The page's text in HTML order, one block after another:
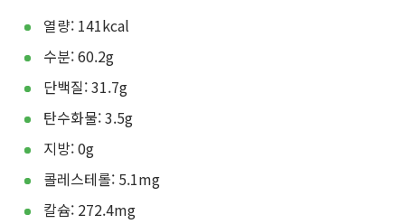
열량: 141kcal
수분: 60.2g
단백질: 31.7g
탄수화물: 3.5g
지방: 0g
콜레스테롤: 5.1mg
칼슘: 272.4mg